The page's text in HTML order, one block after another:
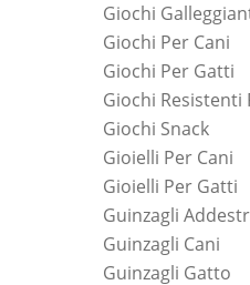
Giochi
Giochi Per Cani
Giochi Per Gatti
Giochi Resistenti
Giochi Snack
Gioielli Per Cani
Gioielli Per Gatti
Guinzagli
Guinzagli Cani
Guinzagli Gatto